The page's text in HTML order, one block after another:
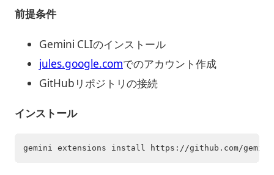
前提条件
Gemini CLIのインストール
jules.google.comでのアカウント作成
GitHubリポジトリの接続
インストール
gemini extensions install https://github.com/